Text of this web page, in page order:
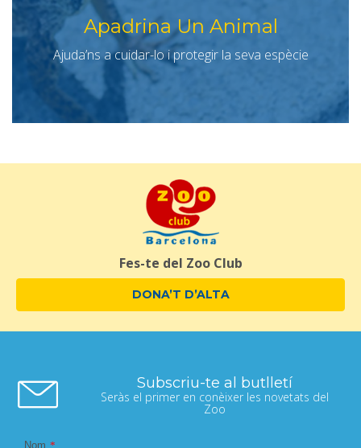
Apadrina Un Animal
Ajuda’ns a cuidar-lo i protegir la seva espècie
Fes-te del Zoo Club
DONA’T D’ALTA
Subscriu-te al butlletí
Seràs el primer en conèixer les novetats del
Zoo